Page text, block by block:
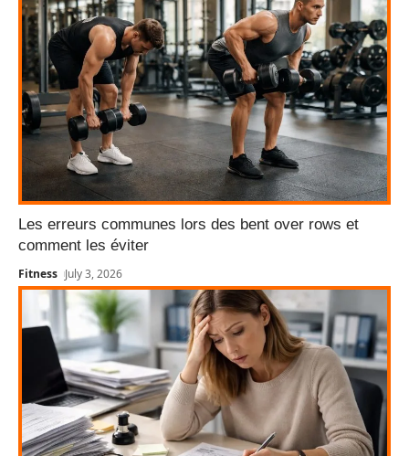
Les erreurs communes lors des bent over rows et
comment les éviter
Fitness July 3, 2026